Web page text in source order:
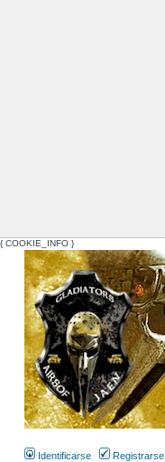
{ COOKIE_INFO }
Identificarse Registrarse